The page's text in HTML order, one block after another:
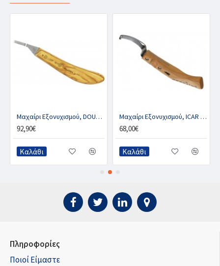
Μαχαίρι Εξονυχισμού, DOUBLE-S VET LOOP
92,90€
Καλάθι
Μαχαίρι Εξονυχισμού, ICAR KNIFERGO
68,00€
Καλάθι
Πληροφορίες
Ποιοί Είμαστε